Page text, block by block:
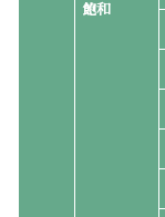
飽和